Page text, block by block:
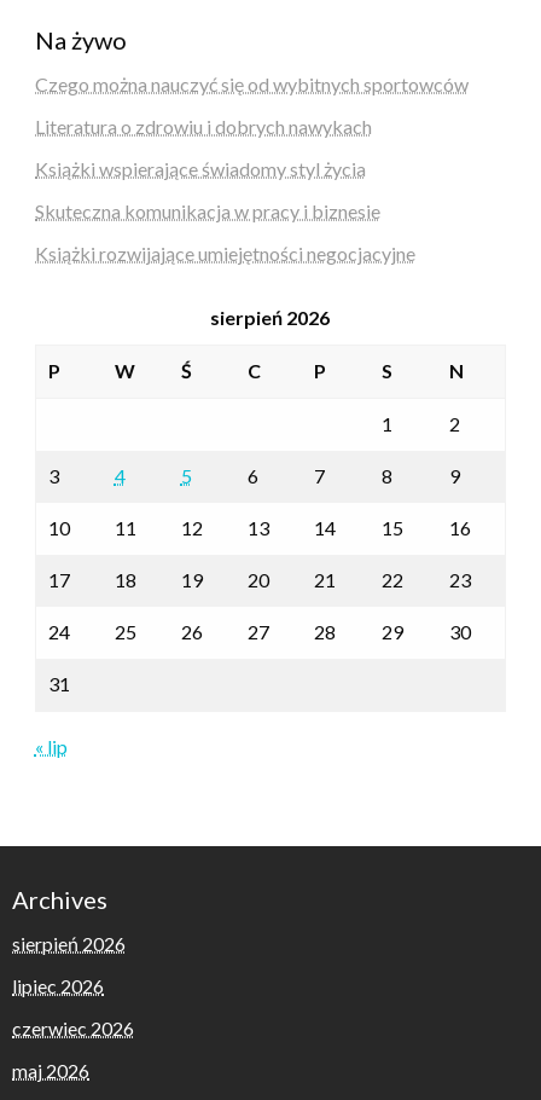
Na żywo
Czego można nauczyć się od wybitnych sportowców
Literatura o zdrowiu i dobrych nawykach
Książki wspierające świadomy styl życia
Skuteczna komunikacja w pracy i biznesie
Książki rozwijające umiejętności negocjacyjne
sierpień 2026
P W Ś C P S N
1 2
3 4 5 6 7 8 9
10 11 12 13 14 15 16
17 18 19 20 21 22 23
24 25 26 27 28 29 30
31
« lip
Archives
sierpień 2026
lipiec 2026
czerwiec 2026
maj 2026